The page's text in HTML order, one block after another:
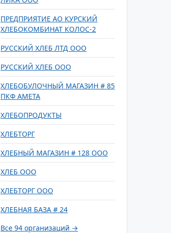
ПРЕДПРИЯТИЕ АО КУРСКИЙ
ХЛЕБОКОМБИНАТ КОЛОС-2
РУССКИЙ ХЛЕБ ЛТД ООО
РУССКИЙ ХЛЕБ ООО
ХЛЕБОБУЛОЧНЫЙ МАГАЗИН # 85
ПКФ АМЕТА
ХЛЕБОПРОДУКТЫ
ХЛЕБТОРГ
ХЛЕБНЫЙ МАГАЗИН # 128 ООО
ХЛЕБ ООО
ХЛЕБТОРГ ООО
ХЛЕБНАЯ БАЗА # 24
Все 94 организаций →